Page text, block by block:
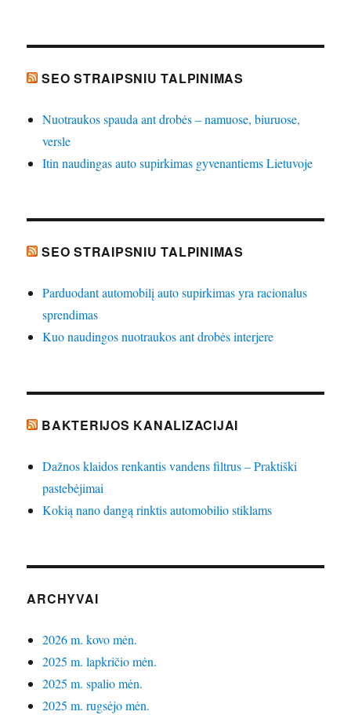
SEO STRAIPSNIU TALPINIMAS
Nuotraukos spauda ant drobės – namuose, biuruose,
versle
Itin naudingas auto supirkimas gyvenantiems Lietuvoje
SEO STRAIPSNIU TALPINIMAS
Parduodant automobilį auto supirkimas yra racionalus
sprendimas
Kuo naudingos nuotraukos ant drobės interjere
BAKTERIJOS KANALIZACIJAI
Dažnos klaidos renkantis vandens filtrus – Praktiški
pastebėjimai
Kokią nano dangą rinktis automobilio stiklams
ARCHYVAI
2026 m. kovo mėn.
2025 m. lapkričio mėn.
2025 m. spalio mėn.
2025 m. rugsėjo mėn.